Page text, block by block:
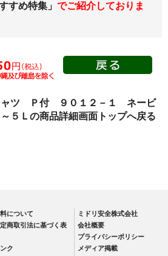
ェ
すめ特集」 でご紹介しておりま
ャツ Ｐ付 ９０１２－１ ネービ
５Ｌの商品詳細画面トップへ戻る
について
商取引法に基づく表
ク
ミドリ安全株式会社
会社概要
プライバシーポリシー
メディア掲載